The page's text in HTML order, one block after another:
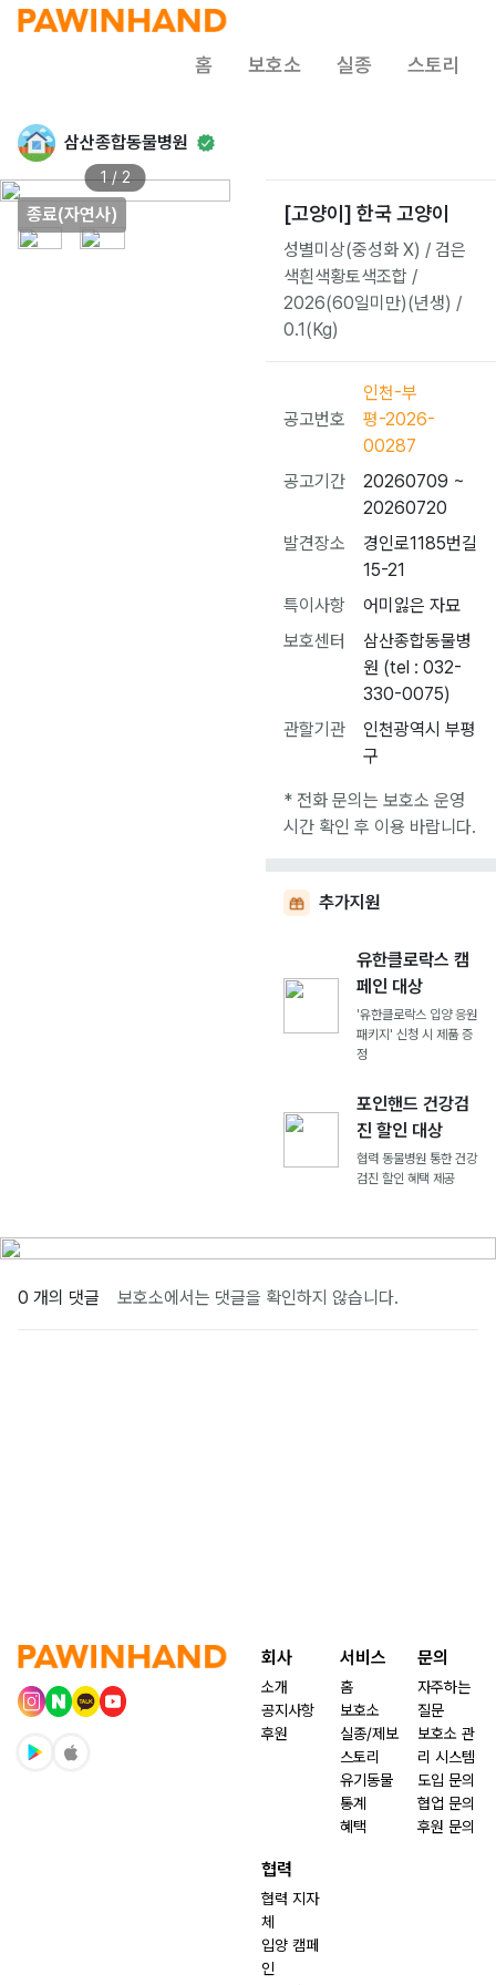
홈 보호소 실종 스토리
삼산종합동물병원
종료(자연사)
1 / 2
[고양이] 한국 고양이
성별미상(중성화 X) / 검은
색흰색황토색조합 /
2026(60일미만)(년생) /
0.1(Kg)
공고번호
인천-부
평-2026-
00287
공고기간
20260709 ~
20260720
발견장소
경인로1185번길
15-21
특이사항
어미잃은 자묘
보호센터
삼산종합동물병
원 (tel : 032-
330-0075)
관할기관
인천광역시 부평
구
* 전화 문의는 보호소 운영
시간 확인 후 이용 바랍니다.
추가지원
유한클로락스 캠
페인 대상
'유한클로락스 입양 응원
패키지' 신청 시 제품 증
정
포인핸드 건강검
진 할인 대상
협력 동물병원 통한 건강
검진 할인 혜택 제공
0 개의 댓글 보호소에서는 댓글을 확인하지 않습니다.
회사
소개
공지사항
후원
서비스
홈
보호소
실종/제보
스토리
유기동물
통계
혜택
문의
자주하는
질문
보호소 관
리 시스템
도입 문의
협업 문의
후원 문의
협력
협력 지자
체
입양 캠페
인